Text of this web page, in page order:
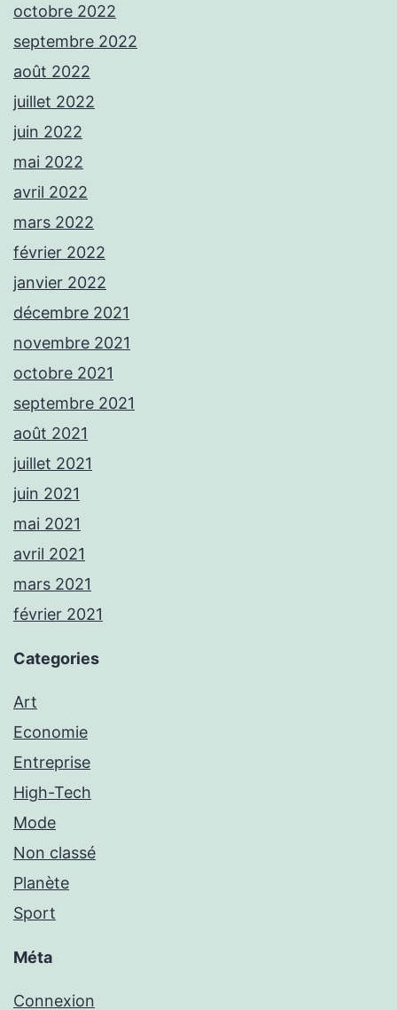
octobre 2022
septembre 2022
août 2022
juillet 2022
juin 2022
mai 2022
avril 2022
mars 2022
février 2022
janvier 2022
décembre 2021
novembre 2021
octobre 2021
septembre 2021
août 2021
juillet 2021
juin 2021
mai 2021
avril 2021
mars 2021
février 2021
Categories
Art
Economie
Entreprise
High-Tech
Mode
Non classé
Planète
Sport
Méta
Connexion